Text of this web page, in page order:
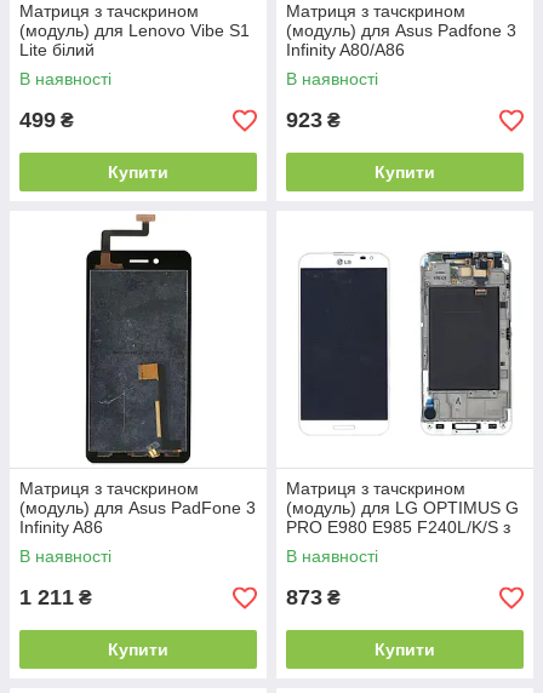
Матриця з тачскрином
(модуль) для Lenovo Vibe S1
Lite білий
В наявності
499 ₴
Купити
Матриця з тачскрином
(модуль) для Asus Padfone 3
Infinity A80/A86
В наявності
923 ₴
Купити
Матриця з тачскрином
(модуль) для Asus PadFone 3
Infinity A86
В наявності
1 211 ₴
Купити
Матриця з тачскрином
(модуль) для LG OPTIMUS G
PRO E980 E985 F240L/K/S з
рамкою білий
В наявності
873 ₴
Купити